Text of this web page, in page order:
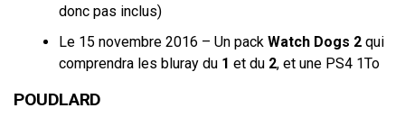
donc pas inclus)
Le 15 novembre 2016 – Un pack Watch Dogs 2 qui
comprendra les bluray du 1 et du 2, et une PS4 1To
POUDLARD